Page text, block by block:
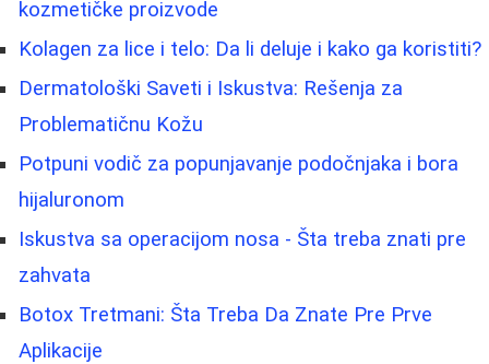
kozmetičke proizvode
Kolagen za lice i telo: Da li deluje i kako ga koristiti?
Dermatološki Saveti i Iskustva: Rešenja za
Problematičnu Kožu
Potpuni vodič za popunjavanje podočnjaka i bora
hijaluronom
Iskustva sa operacijom nosa - Šta treba znati pre
zahvata
Botox Tretmani: Šta Treba Da Znate Pre Prve
Aplikacije